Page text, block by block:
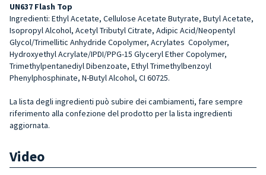
UN637 Flash Top
Ingredienti: Ethyl Acetate, Cellulose Acetate Butyrate, Butyl Acetate,
Isopropyl Alcohol, Acetyl Tributyl Citrate, Adipic Acid/Neopentyl
Glycol/Trimellitic Anhydride Copolymer, Acrylates Copolymer,
Hydroxyethyl Acrylate/IPDI/PPG-15 Glyceryl Ether Copolymer,
Trimethylpentanediyl Dibenzoate, Ethyl Trimethylbenzoyl
Phenylphosphinate, N-Butyl Alcohol, CI 60725.
La lista degli ingredienti può subire dei cambiamenti, fare sempre
riferimento alla confezione del prodotto per la lista ingredienti
aggiornata.
Video